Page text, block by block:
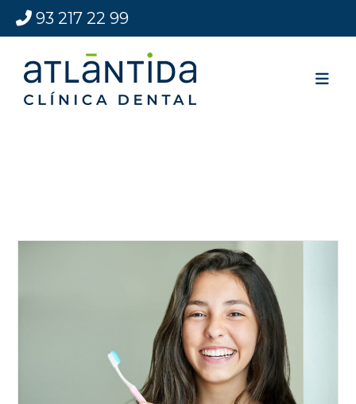
93 217 22 99